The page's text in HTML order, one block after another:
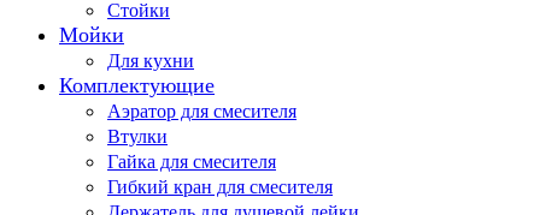
Стойки
Мойки
Для кухни
Комплектующие
Аэратор для смесителя
Втулки
Гайка для смесителя
Гибкий кран для смесителя